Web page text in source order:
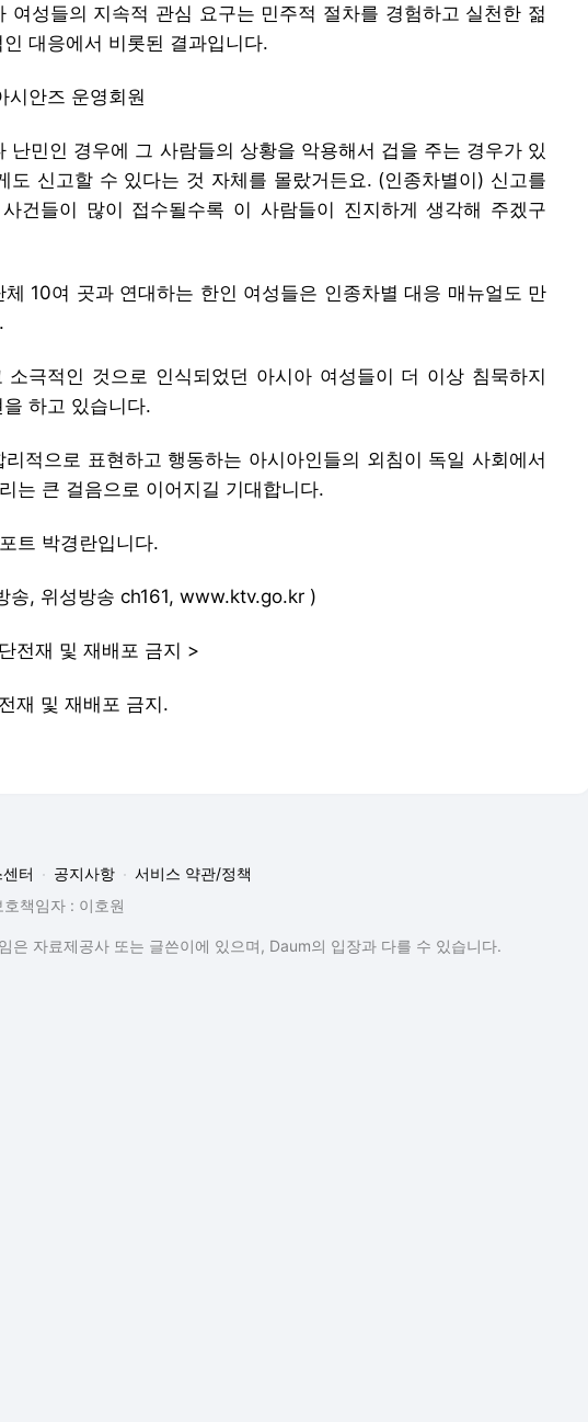
여성들의 지속적 관심 요구는 민주적 절차를 경험하고 실천한 젊
대응에서 비롯된 결과입니다.
시안즈 운영회원
난민인 경우에 그 사람들의 상황을 악용해서 겁을 주는 경우가 있
도 신고할 수 있다는 것 자체를 몰랐거든요. (인종차별이) 신고를
건들이 많이 접수될수록 이 사람들이 진지하게 생각해 주겠구
10여 곳과 연대하는 한인 여성들은 인종차별 대응 매뉴얼도 만
소극적인 것으로 인식되었던 아시아 여성들이 더 이상 침묵하지
하고 있습니다.
적으로 표현하고 행동하는 아시아인들의 외침이 독일 사회에서
는 큰 걸음으로 이어지길 기대합니다.
트 박경란입니다.
송, 위성방송 ch161, www.ktv.go.kr )
전재 및 재배포 금지 >
재 및 재배포 금지.
터 공지사항
서비스 약관/정책
호책임자 : 이호원
은 자료제공사 또는 글쓴이에 있으며, Daum의 입장과 다를 수 있습니다.